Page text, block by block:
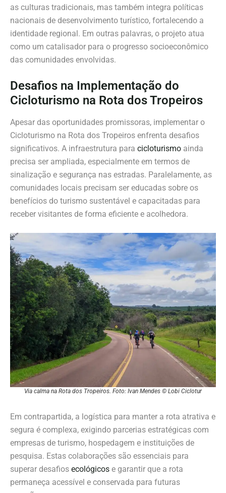
as culturas tradicionais, mas também integra políticas
nacionais de desenvolvimento turístico, fortalecendo a
identidade regional. Em outras palavras, o projeto atua
como um catalisador para o progresso socioeconômico
das comunidades envolvidas.
Desafios na Implementação do
Cicloturismo na Rota dos Tropeiros
Apesar das oportunidades promissoras, implementar o
Cicloturismo na Rota dos Tropeiros enfrenta desafios
significativos. A infraestrutura para cicloturismo ainda
precisa ser ampliada, especialmente em termos de
sinalização e segurança nas estradas. Paralelamente, as
comunidades locais precisam ser educadas sobre os
benefícios do turismo sustentável e capacitadas para
receber visitantes de forma eficiente e acolhedora.
Via calma na Rota dos Tropeiros. Foto: Ivan Mendes © Lobi Ciclotur
Em contrapartida, a logística para manter a rota atrativa e
segura é complexa, exigindo parcerias estratégicas com
empresas de turismo, hospedagem e instituições de
pesquisa. Estas colaborações são essenciais para
superar desafios ecológicos e garantir que a rota
permaneça acessível e conservada para futuras